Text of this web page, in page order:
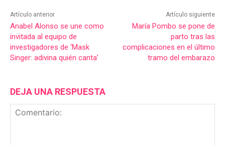
Artículo anterior
Anabel Alonso se une como
invitada al equipo de
investigadores de ‘Mask
Singer: adivina quién canta’
Artículo siguiente
María Pombo se pone de
parto tras las
complicaciones en el último
tramo del embarazo
DEJA UNA RESPUESTA